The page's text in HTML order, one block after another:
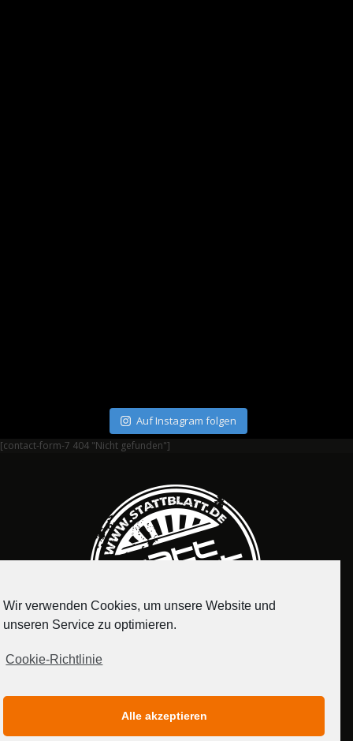
Auf Instagram folgen
[contact-form-7 404 "Nicht gefunden"]
MEDIADATEN
Wir verwenden Cookies, um unsere Website und
unseren Service zu optimieren.
Cookie-Richtlinie
Alle akzeptieren